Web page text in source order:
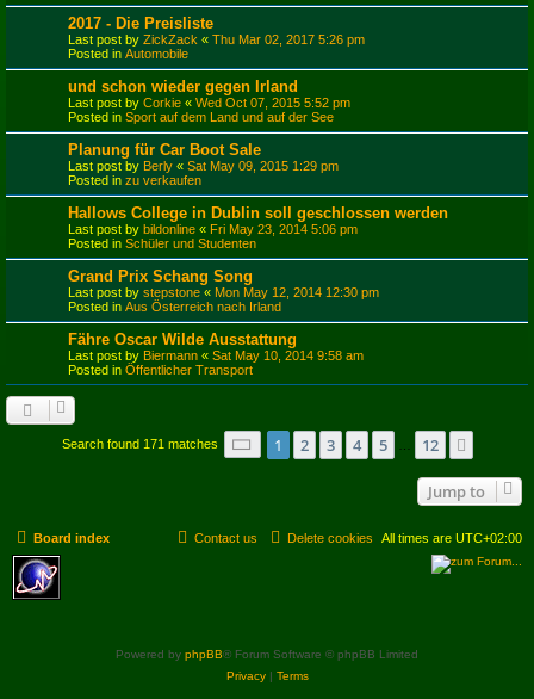
2017 - Die Preisliste
Last post by ZickZack « Thu Mar 02, 2017 5:26 pm
Posted in Automobile
und schon wieder gegen Irland
Last post by Corkie « Wed Oct 07, 2015 5:52 pm
Posted in Sport auf dem Land und auf der See
Planung für Car Boot Sale
Last post by Berly « Sat May 09, 2015 1:29 pm
Posted in zu verkaufen
Hallows College in Dublin soll geschlossen werden
Last post by bildonline « Fri May 23, 2014 5:06 pm
Posted in Schüler und Studenten
Grand Prix Schang Song
Last post by stepstone « Mon May 12, 2014 12:30 pm
Posted in Aus Österreich nach Irland
Fähre Oscar Wilde Ausstattung
Last post by Biermann « Sat May 10, 2014 9:58 am
Posted in Öffentlicher Transport
Search found 171 matches Page 1of 12
1 2 3 4 5 12
Jump to
Board index All times are UTC+02:00
Delete cookies
Contact us
Powered by phpBB® Forum Software © phpBB Limited
Privacy| Terms